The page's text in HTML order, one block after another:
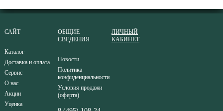
САЙТ
Каталог
Доставка и оплата
Сервис
О нас
Акции
Уценка
ОБЩИЕ
СВЕДЕНИЯ
Новости
Политика
конфиденциальности
Условия продажи
(оферта)
ЛИЧНЫЙ
КАБИНЕТ